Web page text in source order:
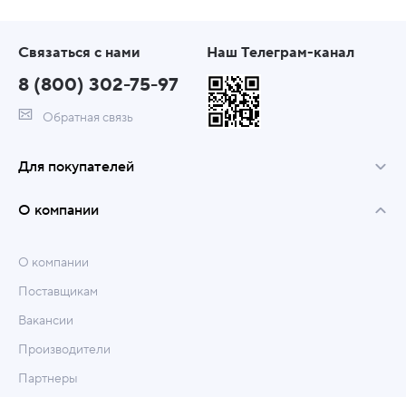
Связаться с нами
8 (800) 302-75-97
Обратная связь
Наш Телеграм-канал
Для покупателей
О компании
О компании
Поставщикам
Вакансии
Производители
Партнеры